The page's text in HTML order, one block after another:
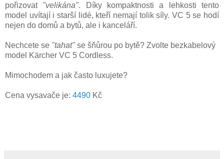
pořizovat "velikána". Díky kompaktnosti a lehkosti tento
model uvítají i starší lidé, kteří nemají tolik síly. VC 5 se hodí
nejen do domů a bytů, ale i kanceláří.
Nechcete se "tahat" se šňůrou po bytě? Zvolte bezkabelový
model Kärcher VC 5 Cordless.
Mimochodem a jak často luxujete?
Cena vysavače je: 4490 Kč